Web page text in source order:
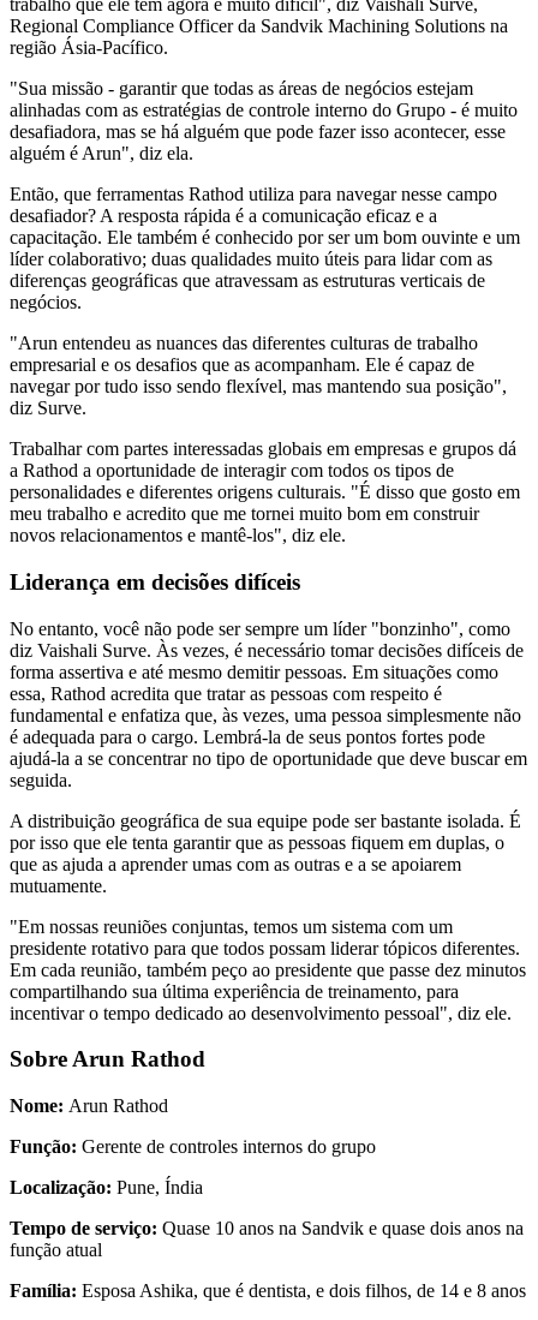
trabalho que ele tem agora é muito difícil", diz Vaishali Surve,
Regional Compliance Officer da Sandvik Machining Solutions na
região Ásia-Pacífico.
"Sua missão - garantir que todas as áreas de negócios estejam
alinhadas com as estratégias de controle interno do Grupo - é muito
desafiadora, mas se há alguém que pode fazer isso acontecer, esse
alguém é Arun", diz ela.
Então, que ferramentas Rathod utiliza para navegar nesse campo
desafiador? A resposta rápida é a comunicação eficaz e a
capacitação. Ele também é conhecido por ser um bom ouvinte e um
líder colaborativo; duas qualidades muito úteis para lidar com as
diferenças geográficas que atravessam as estruturas verticais de
negócios.
"Arun entendeu as nuances das diferentes culturas de trabalho
empresarial e os desafios que as acompanham. Ele é capaz de
navegar por tudo isso sendo flexível, mas mantendo sua posição",
diz Surve.
Trabalhar com partes interessadas globais em empresas e grupos dá
a Rathod a oportunidade de interagir com todos os tipos de
personalidades e diferentes origens culturais. "É disso que gosto em
meu trabalho e acredito que me tornei muito bom em construir
novos relacionamentos e mantê-los", diz ele.
Liderança em decisões difíceis
No entanto, você não pode ser sempre um líder "bonzinho", como
diz Vaishali Surve. Às vezes, é necessário tomar decisões difíceis de
forma assertiva e até mesmo demitir pessoas. Em situações como
essa, Rathod acredita que tratar as pessoas com respeito é
fundamental e enfatiza que, às vezes, uma pessoa simplesmente não
é adequada para o cargo. Lembrá-la de seus pontos fortes pode
ajudá-la a se concentrar no tipo de oportunidade que deve buscar em
seguida.
A distribuição geográfica de sua equipe pode ser bastante isolada. É
por isso que ele tenta garantir que as pessoas fiquem em duplas, o
que as ajuda a aprender umas com as outras e a se apoiarem
mutuamente.
"Em nossas reuniões conjuntas, temos um sistema com um
presidente rotativo para que todos possam liderar tópicos diferentes.
Em cada reunião, também peço ao presidente que passe dez minutos
compartilhando sua última experiência de treinamento, para
incentivar o tempo dedicado ao desenvolvimento pessoal", diz ele.
Sobre Arun Rathod
Nome: Arun Rathod
Função: Gerente de controles internos do grupo
Localização: Pune, Índia
Tempo de serviço: Quase 10 anos na Sandvik e quase dois anos na
função atual
Família: Esposa Ashika, que é dentista, e dois filhos, de 14 e 8 anos